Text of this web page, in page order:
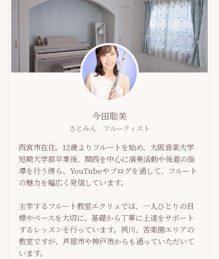
今田聡美
さとみん フルーティスト
西宮市在住。12歳よりフルートを始め、大阪音楽大学
短期大学部卒業後、関西を中心に演奏活動や後進の指
導を行う傍ら、YouTubeやブログを通して、フルート
の魅力を幅広く発信しています。
主宰するフルート教室エクリュでは、一人ひとりの目
標やペースを大切に、基礎から丁寧に上達をサポート
するレッスンを行っています。夙川、苦楽園エリアの
教室ですが、芦屋市や神戸市からも通っていただいて
います。